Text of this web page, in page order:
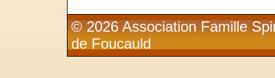
© 2026 Association Famille
de Foucauld